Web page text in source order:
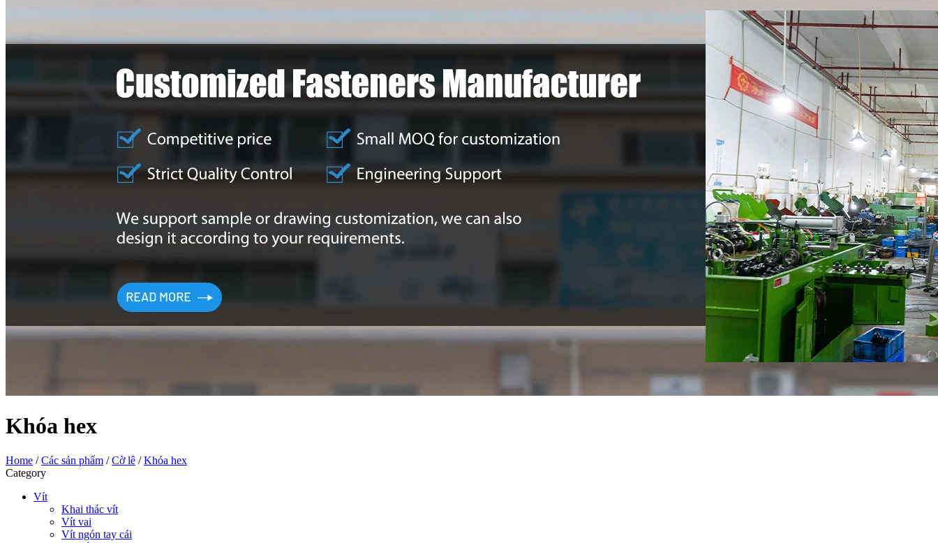
Khóa hex
Home /Các sản phẩm /Cờ lê /Khóa hex
Category
Vít
Khai thác vít
Vít vai
Vít ngón tay cái